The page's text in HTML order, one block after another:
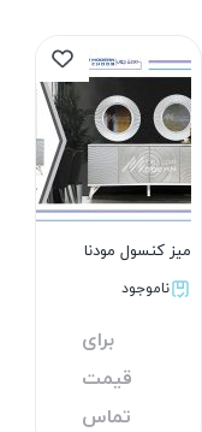
میز کنسول مودنا
ناموجود
برای
قیمت
تماس